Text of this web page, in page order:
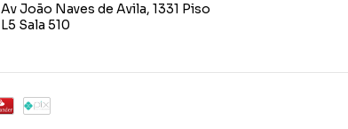
Av João Naves de Avila, 1331 Piso
L5 Sala 510